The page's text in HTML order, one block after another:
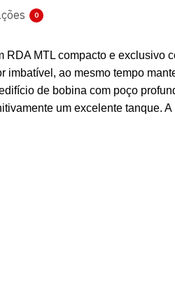
0
MTL compacto e exclusivo
ao mesmo tempo
de bobina com poço
um excelente tanque.